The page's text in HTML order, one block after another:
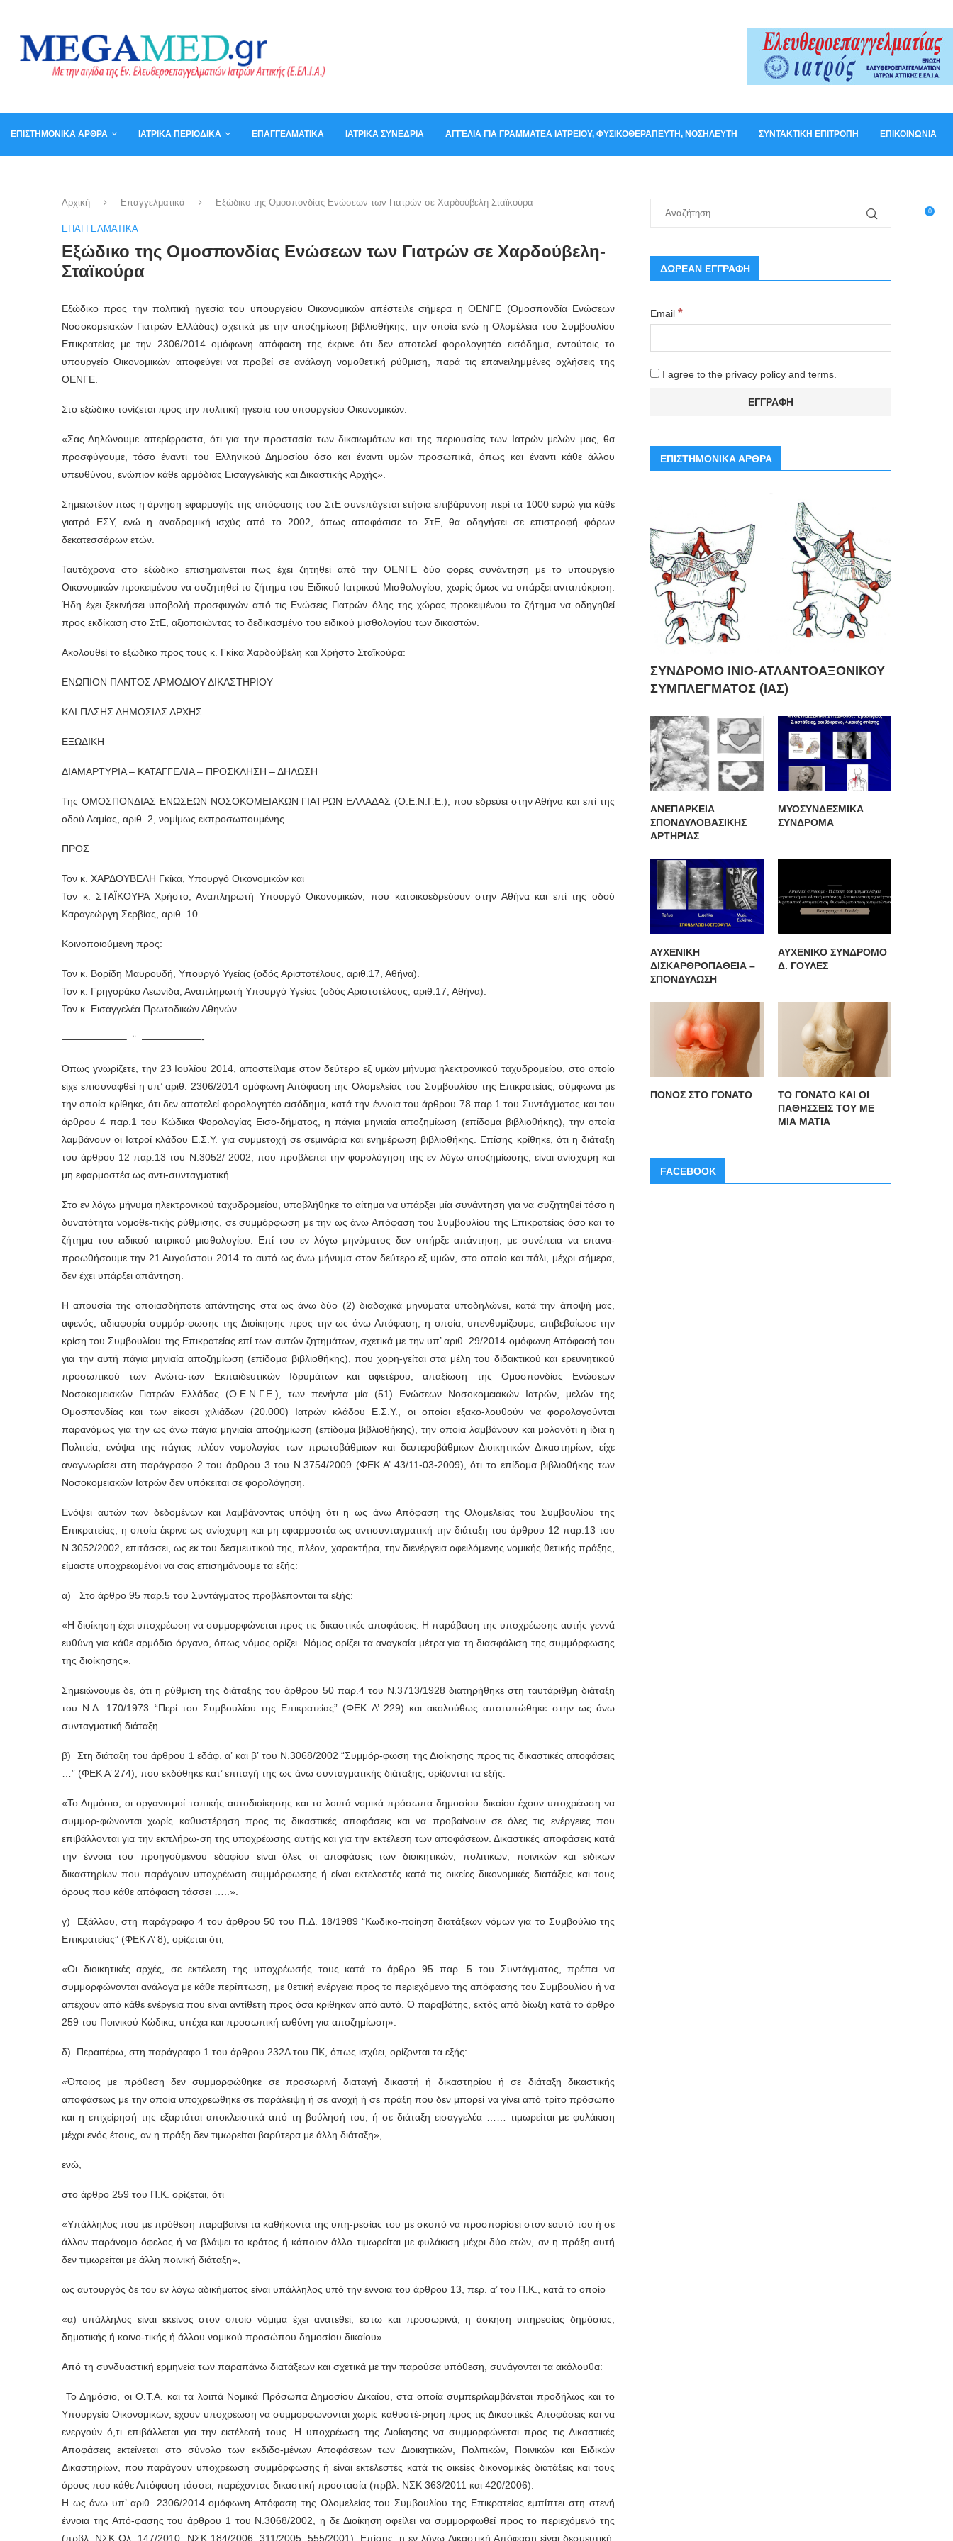
ΕΠΙΣΤΗΜΟΝΙΚΆ ΆΡΘΡΑ ΙΑΤΡΙΚΆ ΠΕΡΙΟΔΙΚΆ ΕΠΑΓΓΕΛΜΑΤΙΚΆ ΙΑΤΡΙΚΆ ΣΥΝΈΔΡΙΑ ΑΓΓΕΛΊΑ ΓΙΑ ΓΡΑΜΜΑΤΈΑ ΙΑΤΡΕΊΟΥ, ΦΥΣΙΚΟΘΕΡΑΠΕΥΤΉ, ΝΟΣΗΛΕΥΤΉ ΣΥΝΤΑΚΤΙΚΉ ΕΠΙΤΡΟΠΉ ΕΠΙΚΟΙΝΩΝΊΑ
0
Αρχική Επαγγελματικά Εξώδικο της Ομοσπονδίας Ενώσεων των Γιατρών σε Χαρδούβελη-Σταϊκούρα
ΕΠΑΓΓΕΛΜΑΤΙΚΆ
Εξώδικο της Ομοσπονδίας Ενώσεων των Γιατρών σε Χαρδούβελη-
Σταϊκούρα
Εξώδικο προς την πολιτική ηγεσία του υπουργείου Οικονομικών απέστειλε σήμερα η ΟΕΝΓΕ (Ομοσπονδία Ενώσεων
Νοσοκομειακών Γιατρών Ελλάδας) σχετικά με την αποζημίωση βιβλιοθήκης, την οποία ενώ η Ολομέλεια του Συμβουλίου
Επικρατείας με την 2306/2014 ομόφωνη απόφαση της έκρινε ότι δεν αποτελεί φορολογητέο εισόδημα, εντούτοις το
υπουργείο Οικονομικών αποφεύγει να προβεί σε ανάλογη νομοθετική ρύθμιση, παρά τις επανειλημμένες οχλήσεις της
ΟΕΝΓΕ.
Στο εξώδικο τονίζεται προς την πολιτική ηγεσία του υπουργείου Οικονομικών:
«Σας Δηλώνουμε απερίφραστα, ότι για την προστασία των δικαιωμάτων και της περιουσίας των Ιατρών μελών μας, θα
προσφύγουμε, τόσο έναντι του Ελληνικού Δημοσίου όσο και έναντι υμών προσωπικά, όπως και έναντι κάθε άλλου
υπευθύνου, ενώπιον κάθε αρμόδιας Εισαγγελικής και Δικαστικής Αρχής».
Σημειωτέον πως η άρνηση εφαρμογής της απόφασης του ΣτΕ συνεπάγεται ετήσια επιβάρυνση περί τα 1000 ευρώ για κάθε
γιατρό ΕΣΥ, ενώ η αναδρομική ισχύς από το 2002, όπως αποφάσισε το ΣτΕ, θα οδηγήσει σε επιστροφή φόρων
δεκατεσσάρων ετών.
Ταυτόχρονα στο εξώδικο επισημαίνεται πως έχει ζητηθεί από την ΟΕΝΓΕ δύο φορές συνάντηση με το υπουργείο
Οικονομικών προκειμένου να συζητηθεί το ζήτημα του Ειδικού Ιατρικού Μισθολογίου, χωρίς όμως να υπάρξει ανταπόκριση.
Ήδη έχει ξεκινήσει υποβολή προσφυγών από τις Ενώσεις Γιατρών όλης της χώρας προκειμένου το ζήτημα να οδηγηθεί
προς εκδίκαση στο ΣτΕ, αξιοποιώντας το δεδικασμένο του ειδικού μισθολογίου των δικαστών.
Ακολουθεί το εξώδικο προς τους κ. Γκίκα Χαρδούβελη και Χρήστο Σταϊκούρα:
ΕΝΩΠΙΟΝ ΠΑΝΤΟΣ ΑΡΜΟΔΙΟΥ ΔΙΚΑΣΤΗΡΙΟΥ
ΚΑΙ ΠΑΣΗΣ ΔΗΜΟΣΙΑΣ ΑΡΧΗΣ
ΕΞΩΔΙΚΗ
ΔΙΑΜΑΡΤΥΡΙΑ – ΚΑΤΑΓΓΕΛΙΑ – ΠΡΟΣΚΛΗΣΗ – ΔΗΛΩΣΗ
Της ΟΜΟΣΠΟΝΔΙΑΣ ΕΝΩΣΕΩΝ ΝΟΣΟΚΟΜΕΙΑΚΩΝ ΓΙΑΤΡΩΝ ΕΛΛΑΔΑΣ (Ο.Ε.Ν.Γ.Ε.), που εδρεύει στην Αθήνα και επί της
οδού Λαμίας, αριθ. 2, νομίμως εκπροσωπουμένης.
ΠΡΟΣ
Τον κ. ΧΑΡΔΟΥΒΕΛΗ Γκίκα, Υπουργό Οικονομικών και
Τον κ. ΣΤΑΪΚΟΥΡΑ Χρήστο, Αναπληρωτή Υπουργό Οικονομικών, που κατοικοεδρεύουν στην Αθήνα και επί της οδού
Καραγεώργη Σερβίας, αριθ. 10.
Κοινοποιούμενη προς:
Τον κ. Βορίδη Μαυρουδή, Υπουργό Υγείας (οδός Αριστοτέλους, αριθ.17, Αθήνα).
Τον κ. Γρηγοράκο Λεωνίδα, Αναπληρωτή Υπουργό Υγείας (οδός Αριστοτέλους, αριθ.17, Αθήνα).
Τον κ. Εισαγγελέα Πρωτοδικών Αθηνών.
——————– ¨ ——————-
Όπως γνωρίζετε, την 23 Ιουλίου 2014, αποστείλαμε στον δεύτερο εξ υμών μήνυμα ηλεκτρονικού ταχυδρομείου, στο οποίο
είχε επισυναφθεί η υπ’ αριθ. 2306/2014 ομόφωνη Απόφαση της Ολομελείας του Συμβουλίου της Επικρατείας, σύμφωνα με
την οποία κρίθηκε, ότι δεν αποτελεί φορολογητέο εισόδημα, κατά την έννοια του άρθρου 78 παρ.1 του Συντάγματος και του
άρθρου 4 παρ.1 του Κώδικα Φορολογίας Εισο-δήματος, η πάγια μηνιαία αποζημίωση (επίδομα βιβλιοθήκης), την οποία
λαμβάνουν οι Ιατροί κλάδου Ε.Σ.Υ. για συμμετοχή σε σεμινάρια και ενημέρωση βιβλιοθήκης. Επίσης κρίθηκε, ότι η διάταξη
του άρθρου 12 παρ.13 του Ν.3052/ 2002, που προβλέπει την φορολόγηση της εν λόγω αποζημίωσης, είναι ανίσχυρη και
μη εφαρμοστέα ως αντι-συνταγματική.
Στο εν λόγω μήνυμα ηλεκτρονικού ταχυδρομείου, υποβλήθηκε το αίτημα να υπάρξει μία συνάντηση για να συζητηθεί τόσο η
δυνατότητα νομοθε-τικής ρύθμισης, σε συμμόρφωση με την ως άνω Απόφαση του Συμβουλίου της Επικρατείας όσο και το
ζήτημα του ειδικού ιατρικού μισθολογίου. Επί του εν λόγω μηνύματος δεν υπήρξε απάντηση, με συνέπεια να επανα-
προωθήσουμε την 21 Αυγούστου 2014 το αυτό ως άνω μήνυμα στον δεύτερο εξ υμών, στο οποίο και πάλι, μέχρι σήμερα,
δεν έχει υπάρξει απάντηση.
Η απουσία της οποιασδήποτε απάντησης στα ως άνω δύο (2) διαδοχικά μηνύματα υποδηλώνει, κατά την άποψή μας,
αφενός, αδιαφορία συμμόρ-φωσης της Διοίκησης προς την ως άνω Απόφαση, η οποία, υπενθυμίζουμε, επιβεβαίωσε την
κρίση του Συμβουλίου της Επικρατείας επί των αυτών ζητημάτων, σχετικά με την υπ’ αριθ. 29/2014 ομόφωνη Απόφασή του
για την αυτή πάγια μηνιαία αποζημίωση (επίδομα βιβλιοθήκης), που χορη-γείται στα μέλη του διδακτικού και ερευνητικού
προσωπικού των Ανώτα-των Εκπαιδευτικών Ιδρυμάτων και αφετέρου, απαξίωση της Ομοσπονδίας Ενώσεων
Νοσοκομειακών Γιατρών Ελλάδας (Ο.Ε.Ν.Γ.Ε.), των πενήντα μία (51) Ενώσεων Νοσοκομειακών Ιατρών, μελών της
Ομοσπονδίας και των είκοσι χιλιάδων (20.000) Ιατρών κλάδου Ε.Σ.Υ., οι οποίοι εξακο-λουθούν να φορολογούνται
παρανόμως για την ως άνω πάγια μηνιαία αποζημίωση (επίδομα βιβλιοθήκης), την οποία λαμβάνουν και μολονότι η ίδια η
Πολιτεία, ενόψει της πάγιας πλέον νομολογίας των πρωτοβάθμιων και δευτεροβάθμιων Διοικητικών Δικαστηρίων, είχε
αναγνωρίσει στη παράγραφο 2 του άρθρου 3 του Ν.3754/2009 (ΦΕΚ Α’ 43/11-03-2009), ότι το επίδομα βιβλιοθήκης των
Νοσοκομειακών Ιατρών δεν υπόκειται σε φορολόγηση.
Ενόψει αυτών των δεδομένων και λαμβάνοντας υπόψη ότι η ως άνω Απόφαση της Ολομελείας του Συμβουλίου της
Επικρατείας, η οποία έκρινε ως ανίσχυρη και μη εφαρμοστέα ως αντισυνταγματική την διάταξη του άρθρου 12 παρ.13 του
Ν.3052/2002, επιτάσσει, ως εκ του δεσμευτικού της, πλέον, χαρακτήρα, την διενέργεια οφειλόμενης νομικής θετικής πράξης,
είμαστε υποχρεωμένοι να σας επισημάνουμε τα εξής:
α) Στο άρθρο 95 παρ.5 του Συντάγματος προβλέπονται τα εξής:
«Η διοίκηση έχει υποχρέωση να συμμορφώνεται προς τις δικαστικές αποφάσεις. Η παράβαση της υποχρέωσης αυτής γεννά
ευθύνη για κάθε αρμόδιο όργανο, όπως νόμος ορίζει. Νόμος ορίζει τα αναγκαία μέτρα για τη διασφάλιση της συμμόρφωσης
της διοίκησης».
Σημειώνουμε δε, ότι η ρύθμιση της διάταξης του άρθρου 50 παρ.4 του Ν.3713/1928 διατηρήθηκε στη ταυτάριθμη διάταξη
του Ν.Δ. 170/1973 “Περί του Συμβουλίου της Επικρατείας” (ΦΕΚ Α’ 229) και ακολούθως αποτυπώθηκε στην ως άνω
συνταγματική διάταξη.
β) Στη διάταξη του άρθρου 1 εδάφ. α’ και β’ του Ν.3068/2002 “Συμμόρ-φωση της Διοίκησης προς τις δικαστικές αποφάσεις
…” (ΦΕΚ Α’ 274), που εκδόθηκε κατ’ επιταγή της ως άνω συνταγματικής διάταξης, ορίζονται τα εξής:
«Το Δημόσιο, οι οργανισμοί τοπικής αυτοδιοίκησης και τα λοιπά νομικά πρόσωπα δημοσίου δικαίου έχουν υποχρέωση να
συμμορ-φώνονται χωρίς καθυστέρηση προς τις δικαστικές αποφάσεις και να προβαίνουν σε όλες τις ενέργειες που
επιβάλλονται για την εκπλήρω-ση της υποχρέωσης αυτής και για την εκτέλεση των αποφάσεων. Δικαστικές αποφάσεις κατά
την έννοια του προηγούμενου εδαφίου είναι όλες οι αποφάσεις των διοικητικών, πολιτικών, ποινικών και ειδικών
δικαστηρίων που παράγουν υποχρέωση συμμόρφωσης ή είναι εκτελεστές κατά τις οικείες δικονομικές διατάξεις και τους
όρους που κάθε απόφαση τάσσει …..».
γ) Εξάλλου, στη παράγραφο 4 του άρθρου 50 του Π.Δ. 18/1989 “Κωδικο-ποίηση διατάξεων νόμων για το Συμβούλιο της
Επικρατείας” (ΦΕΚ Α’ 8), ορίζεται ότι,
«Οι διοικητικές αρχές, σε εκτέλεση της υποχρέωσής τους κατά το άρθρο 95 παρ. 5 του Συντάγματος, πρέπει να
συμμορφώνονται ανάλογα με κάθε περίπτωση, με θετική ενέργεια προς το περιεχόμενο της απόφασης του Συμβουλίου ή να
απέχουν από κάθε ενέργεια που είναι αντίθετη προς όσα κρίθηκαν από αυτό. Ο παραβάτης, εκτός από δίωξη κατά το άρθρο
259 του Ποινικού Κώδικα, υπέχει και προσωπική ευθύνη για αποζημίωση».
δ) Περαιτέρω, στη παράγραφο 1 του άρθρου 232Α του ΠΚ, όπως ισχύει, ορίζονται τα εξής:
«Όποιος με πρόθεση δεν συμμορφώθηκε σε προσωρινή διαταγή δικαστή ή δικαστηρίου ή σε διάταξη δικαστικής
αποφάσεως με την οποία υποχρεώθηκε σε παράλειψη ή σε ανοχή ή σε πράξη που δεν μπορεί να γίνει από τρίτο πρόσωπο
και η επιχείρησή της εξαρτάται αποκλειστικά από τη βούλησή του, ή σε διάταξη εισαγγελέα …… τιμωρείται με φυλάκιση
μέχρι ενός έτους, αν η πράξη δεν τιμωρείται βαρύτερα με άλλη διάταξη»,
ενώ,
στο άρθρο 259 του Π.Κ. ορίζεται, ότι
«Υπάλληλος που με πρόθεση παραβαίνει τα καθήκοντα της υπη-ρεσίας του με σκοπό να προσπορίσει στον εαυτό του ή σε
άλλον παράνομο όφελος ή να βλάψει το κράτος ή κάποιον άλλο τιμωρείται με φυλάκιση μέχρι δύο ετών, αν η πράξη αυτή
δεν τιμωρείται με άλλη ποινική διάταξη»,
ως αυτουργός δε του εν λόγω αδικήματος είναι υπάλληλος υπό την έννοια του άρθρου 13, περ. α’ του Π.Κ., κατά το οποίο
«α) υπάλληλος είναι εκείνος στον οποίο νόμιμα έχει ανατεθεί, έστω και προσωρινά, η άσκηση υπηρεσίας δημόσιας,
δημοτικής ή κοινο-τικής ή άλλου νομικού προσώπου δημοσίου δικαίου».
Από τη συνδυαστική ερμηνεία των παραπάνω διατάξεων και σχετικά με την παρούσα υπόθεση, συνάγονται τα ακόλουθα:
Το Δημόσιο, οι Ο.Τ.Α. και τα λοιπά Νομικά Πρόσωπα Δημοσίου Δικαίου, στα οποία συμπεριλαμβάνεται προδήλως και το
Υπουργείο Οικονομικών, έχουν υποχρέωση να συμμορφώνονται χωρίς καθυστέ-ρηση προς τις Δικαστικές Αποφάσεις και να
ενεργούν ό,τι επιβάλλεται για την εκτέλεσή τους. Η υποχρέωση της Διοίκησης να συμμορφώνεται προς τις Δικαστικές
Αποφάσεις εκτείνεται στο σύνολο των εκδιδο-μένων Αποφάσεων των Διοικητικών, Πολιτικών, Ποινικών και Ειδικών
Δικαστηρίων, που παράγουν υποχρέωση συμμόρφωσης ή είναι εκτελεστές κατά τις οικείες δικονομικές διατάξεις και τους
όρους που κάθε Απόφαση τάσσει, παρέχοντας δικαστική προστασία (πρβλ. ΝΣΚ 363/2011 και 420/2006).
Η ως άνω υπ’ αριθ. 2306/2014 ομόφωνη Απόφαση της Ολομελείας του Συμβουλίου της Επικρατείας εμπίπτει στη στενή
έννοια της Από-φασης του άρθρου 1 του Ν.3068/2002, η δε Διοίκηση οφείλει να συμμορφωθεί προς το περιεχόμενό της
(πρβλ. ΝΣΚ Ολ. 147/2010, ΝΣΚ 184/2006, 311/2005, 555/2001). Επίσης, η εν λόγω Δικαστική Απόφαση είναι δεσμευτική,
ΔΩΡΕΑΝ ΕΓΓΡΑΦΗ
Email *
I agree to the privacy policy and terms.
ΕΠΙΣΤΗΜΟΝΙΚΑ ΑΡΘΡΑ
ΣΥΝΔΡΟΜΟ ΙΝΙΟ-ΑΤΛΑΝΤΟΑΞΟΝΙΚΟΥ
ΣΥΜΠΛΕΓΜΑΤΟΣ (ΙΑΣ)
ΑΝΕΠΑΡΚΕΙΑ
ΣΠΟΝΔΥΛΟΒΑΣΙΚΗΣ
ΑΡΤΗΡΙΑΣ
ΜΥΟΣΥΝΔΕΣΜΙΚΑ
ΣΥΝΔΡΟΜΑ
ΑΥΧΕΝΙΚΗ
ΔΙΣΚΑΡΘΡΟΠΑΘΕΙΑ –
ΣΠΟΝΔΥΛΩΣΗ
ΑΥΧΕΝΙΚΟ ΣΥΝΔΡΟΜΟ
Δ. ΓΟΥΛΕΣ
ΠΟΝΟΣ ΣΤΟ ΓΟΝΑΤΟ
ΤΟ ΓΟΝΑΤΟ ΚΑΙ ΟΙ
ΠΑΘΗΣΣΕΙΣ ΤΟΥ ΜΕ
ΜΙΑ ΜΑΤΙΑ
FACEBOOK